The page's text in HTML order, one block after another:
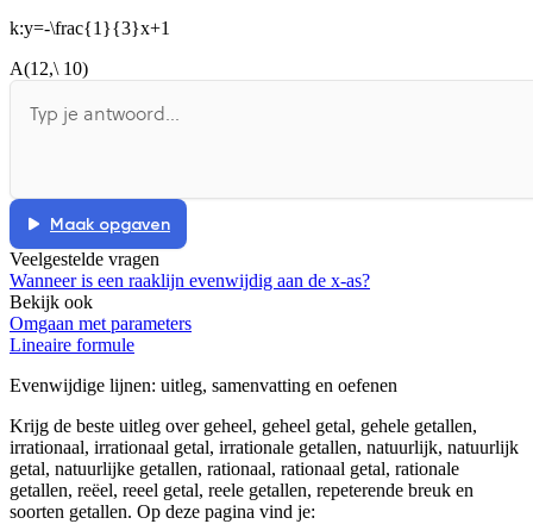
k:y=-\frac{1}{3}x+1
A(12,\ 10)
Maak opgaven
Veelgestelde vragen
Wanneer is een raaklijn evenwijdig aan de x-as?
Bekijk ook
Omgaan met parameters
Lineaire formule
Evenwijdige lijnen: uitleg, samenvatting en oefenen
Krijg de beste uitleg over geheel, geheel getal, gehele getallen,
irrationaal, irrationaal getal, irrationale getallen, natuurlijk, natuurlijk
getal, natuurlijke getallen, rationaal, rationaal getal, rationale
getallen, reëel, reeel getal, reele getallen, repeterende breuk en
soorten getallen. Op deze pagina vind je: